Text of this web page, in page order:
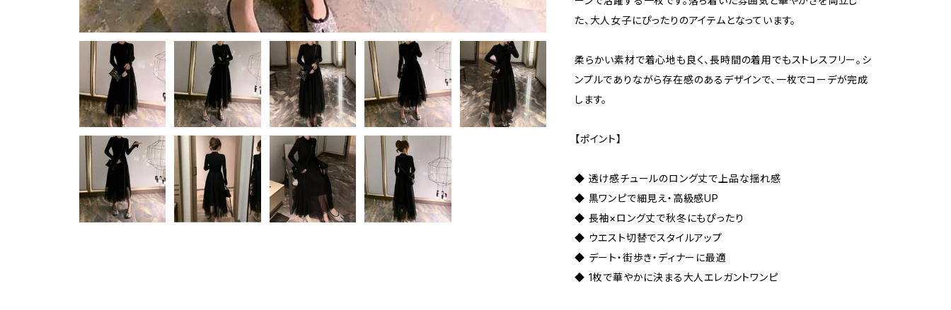
た、大人女子にぴったりのアイテムとなっています。
柔らかい素材で着心地も良く、長時間の着用でもストレスフリー。シ
ンプルでありながら存在感のあるデザインで、一枚でコーデが完成
します。
【ポイント】
◆ 透け感チュールのロング丈で上品な揺れ感
◆ 黒ワンピで細見え・高級感UP
◆ 長袖×ロング丈で秋冬にもぴったり
◆ ウエスト切替でスタイルアップ
◆ デート・街歩き・ディナーに最適
◆ 1枚で華やかに決まる大人エレガントワンピ